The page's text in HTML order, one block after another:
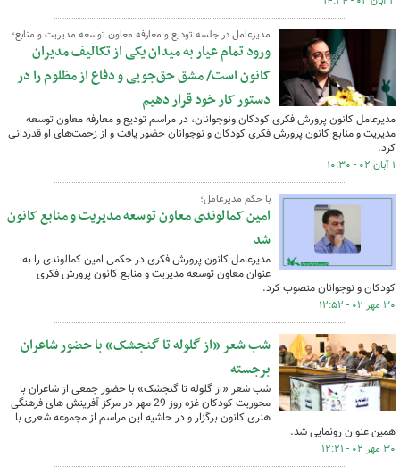
مدیرعامل در جلسه تودیع و معارفه معاون توسعه مدیریت و منابع؛
ورود تمام عیار به میدان یکی از تکالیف مدیران
کانون است/ مشق حق‌جویی و دفاع از مظلوم را در
دستور کار خود قرار دهیم
مدیرعامل کانون پرورش فکری کودکان ونوجوانان، در مراسم تودیع و معارفه معاون توسعه
مدیریت و منابع کانون پرورش فکری کودکان و نوجوانان حضور یافت و از زحمت‌های او قدردانی
کرد.
۱ آبان ۰۲ - ۱۰:۳۰
با حکم مدیرعامل؛
امین کمالوندی معاون توسعه مدیریت و منابع کانون
شد
مدیرعامل کانون پرورش فکری در حکمی امین کمالوندی را به
عنوان معاون توسعه مدیریت و منابع کانون پرورش ‏فکری
‏کودکان و نوجوانان منصوب کرد.
۳۰ مهر ۰۲ - ۱۲:۵۲
شب شعر «از گلوله تا گنجشک» با حضور شاعران
برجسته
شب شعر «از گلوله تا گنجشک» با حضور جمعی از شاعران با
محوریت کودکان غزه روز 29 مهر در مرکز آفرینش های فرهنگی
هنری کانون برگزار و در حاشیه این مراسم از مجموعه شعری با
همین عنوان رونمایی شد.
۳۰ مهر ۰۲ - ۱۲:۲۱